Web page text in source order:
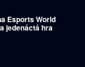
Esports World
jedenáctá hra